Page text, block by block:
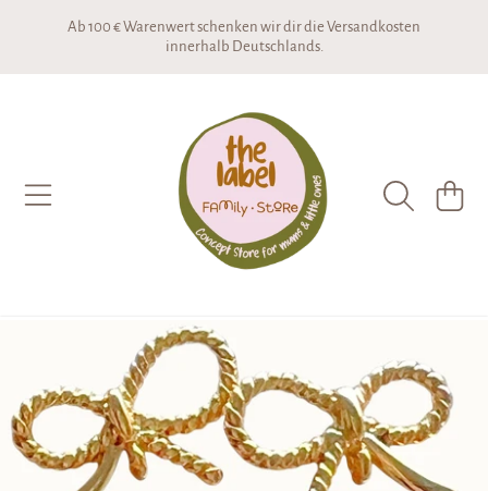
DIREKT ZUM INHALT
Ab 100 € Warenwert schenken wir dir die Versandkosten
innerhalb Deutschlands.
DIREKT ZU DEN PRODUKTINFORMATIONEN